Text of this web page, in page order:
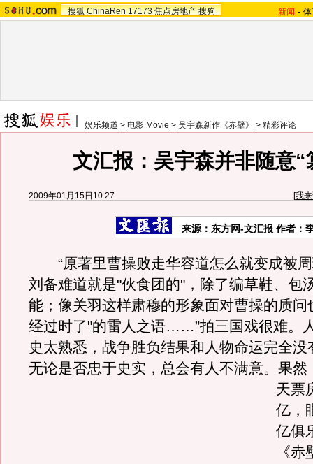
搜狐 ChinaRen 17173 焦点房地产 搜狗 新闻 -
娱乐频道 > 电影 Movie > 吴宇森新作《赤壁》 > 精彩评论
文汇报：吴宇森并非随意“
2009年01月15日10:27 [我
来源：东方网-文汇报 作者：
“原著里曹操败走华容道怎么就变成被周
刘备难道就是"伙食团的"，除了编草鞋、包
能；像关羽这样肃穆的形象面对曹操的质问
经过时了"的雷人之语……”拍三国戏很难。
史太熟悉，战争胜负结果和人物命运完全没
无论是否忠于史实，总会有人不满意。 果然
天票
亿，
亿俱
《